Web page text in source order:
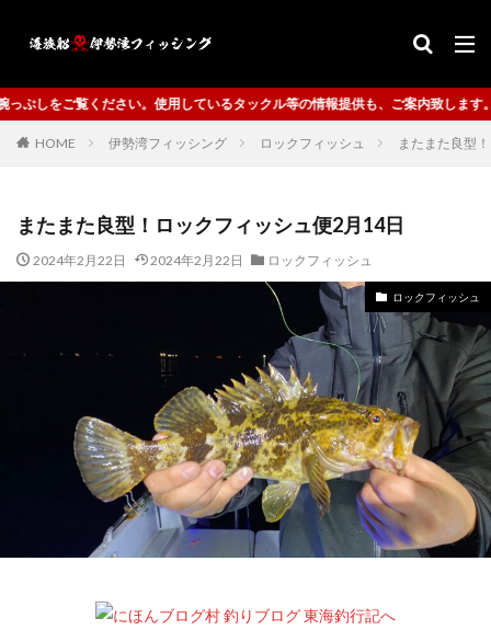
用しているタックル等の情報提供も、ご案内致します。
HOME 伊勢湾フィッシング ロックフィッシュ またまた良型
またまた良型！ロックフィッシュ便2月14日
2024年2月22日 2024年2月22日 ロックフィッシュ
ロックフィッシュ